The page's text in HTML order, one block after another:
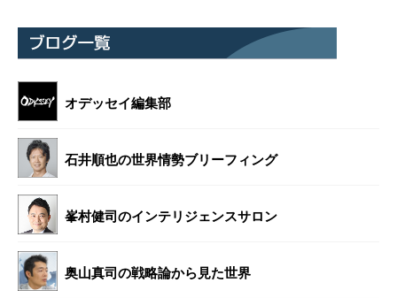
オデッセイ編集部
石井順也の世界情勢ブリーフィング
峯村健司のインテリジェンスサロン
奥山真司の戦略論から見た世界